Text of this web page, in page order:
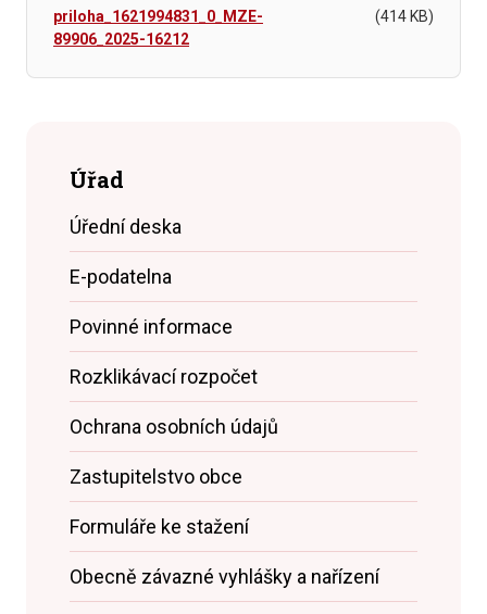
priloha_1621994831_0_MZE-
89906_2025-16212
(414 KB)
Úřad
Úřední deska
E-podatelna
Povinné informace
Rozklikávací rozpočet
Ochrana osobních údajů
Zastupitelstvo obce
Formuláře ke stažení
Obecně závazné vyhlášky a nařízení